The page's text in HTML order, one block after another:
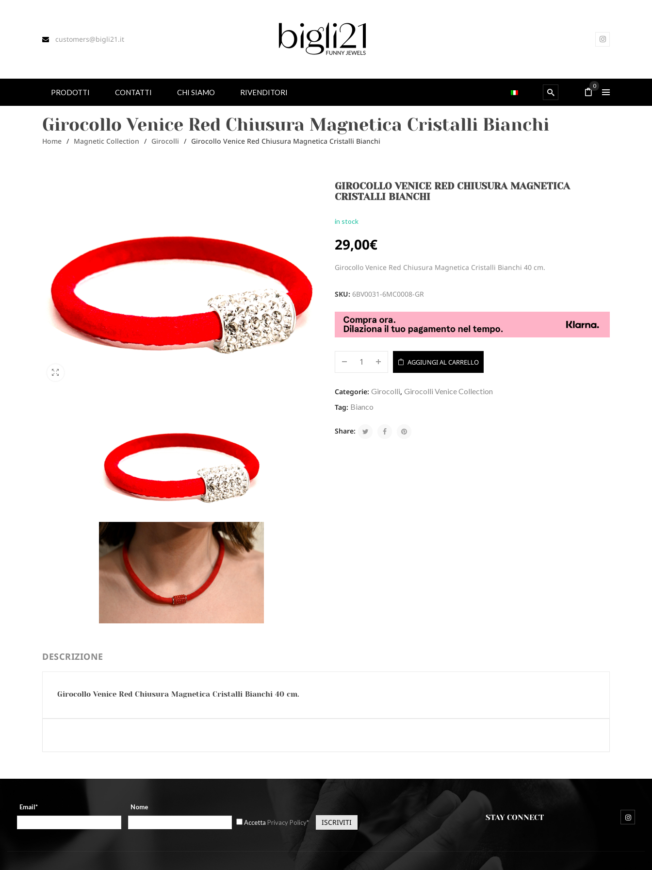
customers@bigli21.it
PRODOTTI CONTATTI CHI SIAMO RIVENDITORI
0
Girocollo Venice Red Chiusura Magnetica Cristalli Bianchi
Home / Magnetic Collection / Girocolli / Girocollo Venice Red Chiusura Magnetica Cristalli Bianchi
GIROCOLLO VENICE RED CHIUSURA MAGNETICA
CRISTALLI BIANCHI
in stock
29,00€
Girocollo Venice Red Chiusura Magnetica Cristalli Bianchi 40 cm.
SKU:6BV0031-6MC0008-GR
AGGIUNGI AL CARRELLO
Categorie:Girocolli,Girocolli Venice Collection
Tag: Bianco
Share:
DESCRIZIONE
Girocollo Venice Red Chiusura Magnetica Cristalli Bianchi 40 cm.
Email*
Nome
Accetta Privacy Policy*
STAY CONNECT